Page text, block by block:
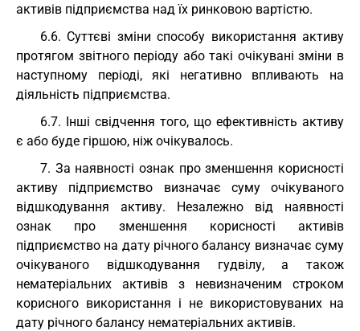
активів підприємства над їх ринковою вартістю.
6.6. Суттєві зміни способу використання активу
протягом звітного періоду або такі очікувані зміни в
наступному періоді, які негативно впливають на
діяльність підприємства.
6.7. Інші свідчення того, що ефективність активу
є або буде гіршою, ніж очікувалось.
7. За наявності ознак про зменшення корисності
активу підприємство визначає суму очікуваного
відшкодування активу. Незалежно від наявності
ознак про зменшення корисності активів
підприємство на дату річного балансу визначає суму
очікуваного відшкодування гудвілу, а також
нематеріальних активів з невизначеним строком
корисного використання і не використовуваних на
дату річного балансу нематеріальних активів.